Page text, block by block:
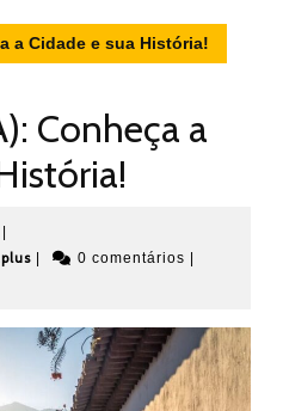
a Cidade e sua História!
Conheça a
11
de
2024
thales.campissi@pareto.plus
0 comentários